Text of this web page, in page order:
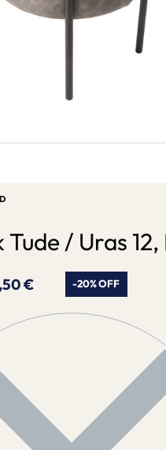
/ Uras 12,
€ -20% OFF